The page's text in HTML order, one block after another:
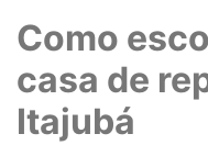
Como
casa de
Itajubá